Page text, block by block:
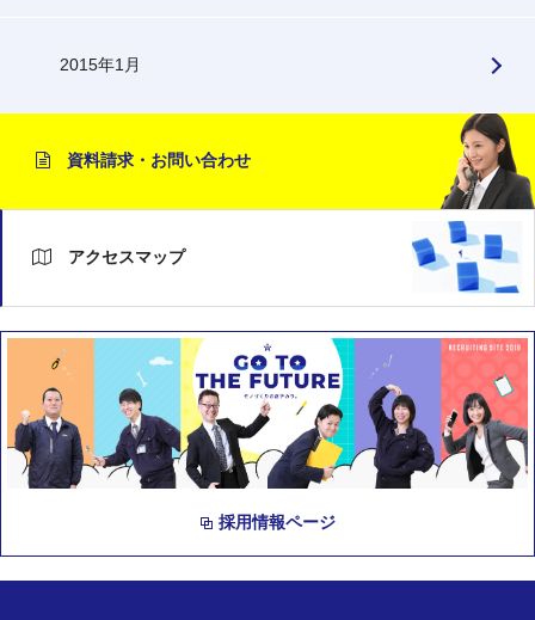
2015年1月
資料請求・お問い合わせ
アクセスマップ
採用情報ページ